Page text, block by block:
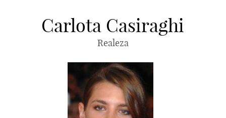
Carlota Casiraghi
Realeza